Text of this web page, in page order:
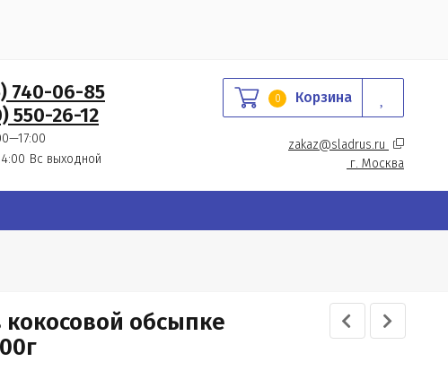
740-06-85
550-26-12
Вс выходной
0 Корзина
zakaz@sladrus.ru
г. Москва
обсыпке